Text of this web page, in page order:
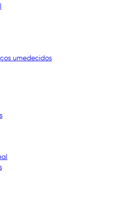
umedecidos